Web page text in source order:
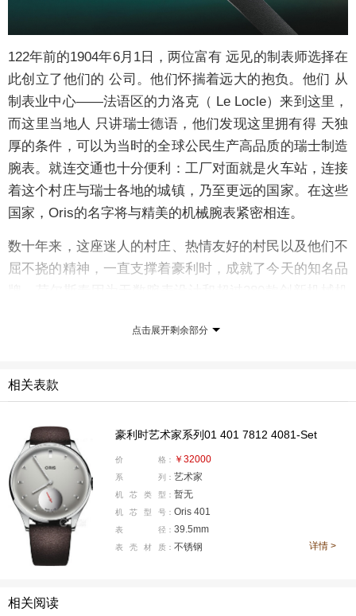
122年前的1904年6月1日，两位富有 远见的制表师选择在
此创立了他们的 公司。他们怀揣着远大的抱负。他们 从
制表业中心——法语区的力洛克（ Le Locle）来到这里，
而这里当地人 只讲瑞士德语，他们发现这里拥有得 天独
厚的条件，可以为当时的全球公民生产高品质的瑞士制造
腕表。就连交通也十分便利：工厂对面就是火车站，连接
着这个村庄与瑞士各地的城镇，乃至更远的国家。在这些
国家，Oris的名字将与精美的机械腕表紧密相连。
数十年来，这座迷人的村庄、热情友好的村民以及他们不
屈不挠的精神，一直支撑着豪利时，成就了今天的知名品
系列。如今，它象征着我们的独立精神。
尔斯泰因限量版腕表每年仅推出一款，每次仅限量发行25
热爱之情的表达。今年这款腕表是对艺术家系列的一次特
别演绎。
反思的好时机
荷尔斯泰因限量版腕表2026年，以艺术家系列为基础，配
备镜面小秒盘和表背上的虹彩豪利时小熊标志。
着豪利时作为一家拥有122年历史的品牌，如何发明和创
点击展开剩余部分
相关表款
豪利时艺术家系列01 401 7812 4081-Set
价 格： ￥32000
系 列： 艺术家
机 芯 类 型： 暂无
机 芯 型 号： Oris 401
表 径： 39.5mm
表 壳 材 质： 不锈钢 详情 >
相关阅读